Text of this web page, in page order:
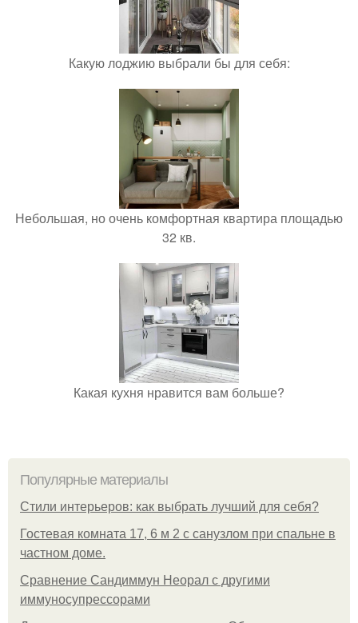
Какую лоджию выбрали бы для себя:
Небольшая, но очень комфортная квартира площадью
32 кв.
Какая кухня нравится вам больше?
Популярные материалы
Стили интерьеров: как выбрать лучший для себя?
Гостевая комната 17, 6 м 2 с санузлом при спальне в
частном доме.
Сравнение Сандиммун Неорал с другими
иммуносупрессорами